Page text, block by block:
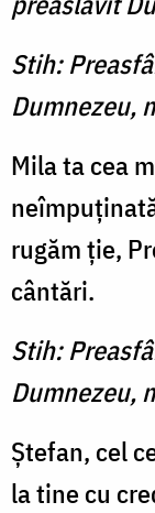
Stih:
Dumnezeu,
Mila ta cea
rugăm ție,
cântări.
Stih:
Dumnezeu,
Ștefan, cel
la tine cu